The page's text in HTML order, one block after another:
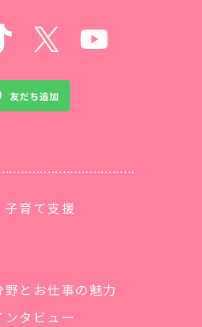
育て支援
とお仕事の魅力
タビュー